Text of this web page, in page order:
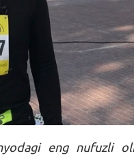
eng nufuzli